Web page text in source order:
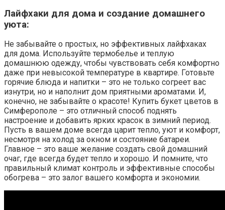
Лайфхаки для дома и создание домашнего
уюта:
Не забывайте о простых, но эффективных лайфхаках
для дома. Используйте термобелье и теплую
домашнюю одежду, чтобы чувствовать себя комфортно
даже при невысокой температуре в квартире. Готовьте
горячие блюда и напитки – это не только согреет вас
изнутри, но и наполнит дом приятными ароматами. И,
конечно, не забывайте о красоте! Купить букет цветов в
Симферополе – это отличный способ поднять
настроение и добавить ярких красок в зимний период.
Пусть в вашем доме всегда царит тепло, уют и комфорт,
несмотря на холод за окном и состояние батареи.
Главное – это ваше желание создать свой домашний
очаг, где всегда будет тепло и хорошо. И помните, что
правильный климат контроль и эффективные способы
обогрева – это залог вашего комфорта и экономии.